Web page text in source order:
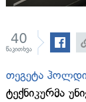
40
წაკითხვა
თეგეტა
ტექნიკურმა